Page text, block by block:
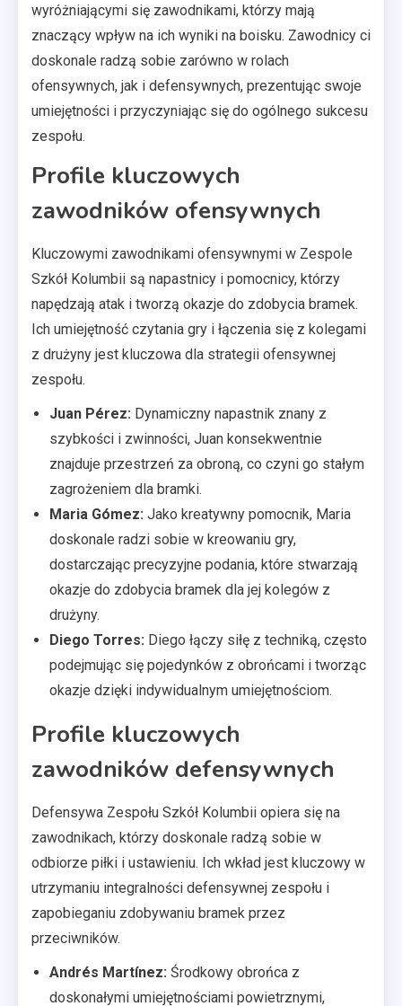
wyróżniającymi się zawodnikami, którzy mają
znaczący wpływ na ich wyniki na boisku. Zawodnicy ci
doskonale radzą sobie zarówno w rolach
ofensywnych, jak i defensywnych, prezentując swoje
umiejętności i przyczyniając się do ogólnego sukcesu
zespołu.
Profile kluczowych
zawodników ofensywnych
Kluczowymi zawodnikami ofensywnymi w Zespole
Szkół Kolumbii są napastnicy i pomocnicy, którzy
napędzają atak i tworzą okazje do zdobycia bramek.
Ich umiejętność czytania gry i łączenia się z kolegami
z drużyny jest kluczowa dla strategii ofensywnej
zespołu.
Juan Pérez: Dynamiczny napastnik znany z
szybkości i zwinności, Juan konsekwentnie
znajduje przestrzeń za obroną, co czyni go stałym
zagrożeniem dla bramki.
Maria Gómez: Jako kreatywny pomocnik, Maria
doskonale radzi sobie w kreowaniu gry,
dostarczając precyzyjne podania, które stwarzają
okazje do zdobycia bramek dla jej kolegów z
drużyny.
Diego Torres: Diego łączy siłę z techniką, często
podejmując się pojedynków z obrońcami i tworząc
okazje dzięki indywidualnym umiejętnościom.
Profile kluczowych
zawodników defensywnych
Defensywa Zespołu Szkół Kolumbii opiera się na
zawodnikach, którzy doskonale radzą sobie w
odbiorze piłki i ustawieniu. Ich wkład jest kluczowy w
utrzymaniu integralności defensywnej zespołu i
zapobieganiu zdobywaniu bramek przez
przeciwników.
Andrés Martínez: Środkowy obrońca z
doskonałymi umiejętnościami powietrznymi,